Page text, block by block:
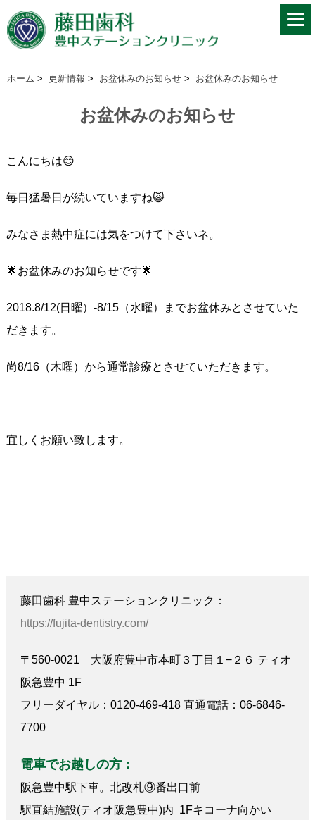
ホーム > 更新情報 > お盆休みのお知らせ > お盆休みのお知らせ
お盆休みのお知らせ
こんにちは😊
毎日猛暑日が続いていますね🙀
みなさま熱中症には気をつけて下さいネ。
🌟お盆休みのお知らせです🌟
2018.8/12(日曜）-8/15（水曜）までお盆休みとさせていた
だきます。
尚8/16（木曜）から通常診療とさせていただきます。
宜しくお願い致します。
藤田歯科 豊中ステーションクリニック：
https://fujita-dentistry.com/
〒560-0021 大阪府豊中市本町３丁目１−２６ ティオ
阪急豊中 1F
フリーダイヤル：0120-469-418 直通電話：06-6846-
7700
電車でお越しの方：
阪急豊中駅下車。北改札⑨番出口前
駅直結施設(ティオ阪急豊中)内 1Fキコーナ向かい